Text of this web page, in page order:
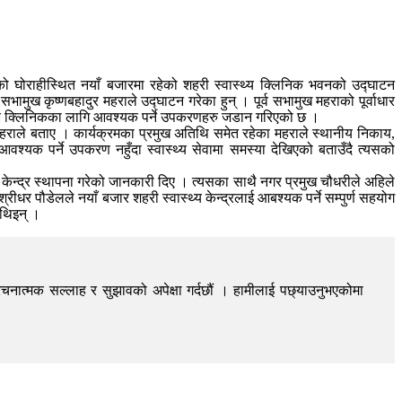
नयाँ बजारमा रहेको शहरी स्वास्थ्य क्लिनिक भवनको उद्घाटन
कृष्णबहादुर महराले उद्घाटन गरेका हुन् । पूर्व सभामुख महराको पूर्वाधार
क्लिनिकका लागि आवश्यक पर्ने उपकरणहरु जडान गरिएको छ ।
बताए । कार्यक्रमका प्रमुख अतिथि समेत रहेका महराले स्थानीय निकाय,
आवश्यक पर्ने उपकरण नहुँदा स्वास्थ्य सेवामा समस्या देखिएको बताउँदै त्यसको
केन्द्र स्थापना गरेको जानकारी दिए । त्यसका साथै नगर प्रमुख चौधरीले अहिले
पौडेलले नयाँ बजार शहरी स्वास्थ्य केन्द्रलाई आबश्यक पर्ने सम्पुर्ण सहयोग
।
सल्लाह र सुझावको अपेक्षा गर्दछौं । हामीलाई पछ्याउनुभएकोमा